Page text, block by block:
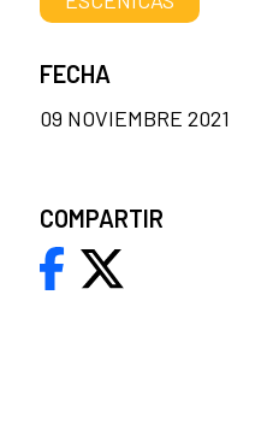
FECHA
09 NOVIEMBRE 2021
COMPARTIR